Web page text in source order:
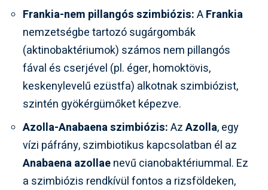
Frankia-nem pillangós szimbiózis:AFrankia
nemzetségbe tartozó sugárgombák
(aktinobaktériumok) számos nem pillangós
fával és cserjével (pl. éger, homoktövis,
keskenylevelű ezüstfa) alkotnak szimbiózist,
szintén gyökérgümőket képezve.
Azolla-Anabaena szimbiózis:AzAzolla, egy
vízi páfrány, szimbiotikus kapcsolatban él az
Anabaena azollaenevű cianobaktériummal. Ez
a szimbiózis rendkívül fontos a rizsföldeken,